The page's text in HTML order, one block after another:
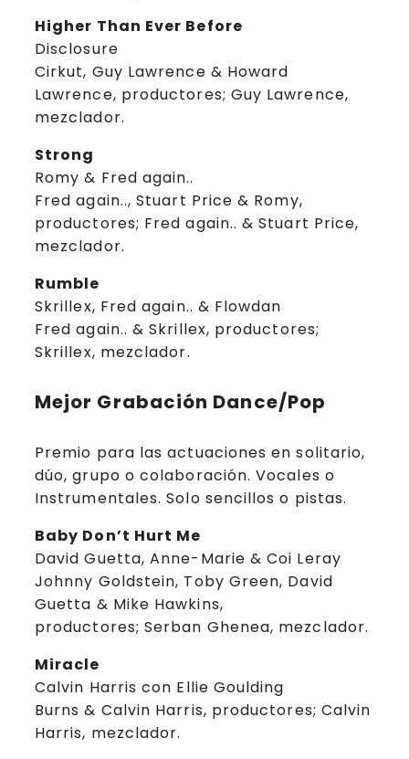
Higher Than Ever Before
Disclosure
Cirkut, Guy Lawrence & Howard
Lawrence, productores; Guy Lawrence,
mezclador.
Strong
Romy & Fred again..
Fred again.., Stuart Price & Romy,
productores; Fred again.. & Stuart Price,
mezclador.
Rumble
Skrillex, Fred again.. & Flowdan
Fred again.. & Skrillex, productores;
Skrillex, mezclador.
Mejor Grabación Dance/Pop
Premio para las actuaciones en solitario,
dúo, grupo o colaboración. Vocales o
Instrumentales. Solo sencillos o pistas.
Baby Don’t Hurt Me
David Guetta, Anne-Marie & Coi Leray
Johnny Goldstein, Toby Green, David
Guetta & Mike Hawkins,
productores; Serban Ghenea, mezclador.
Miracle
Calvin Harris con Ellie Goulding
Burns & Calvin Harris, productores; Calvin
Harris, mezclador.